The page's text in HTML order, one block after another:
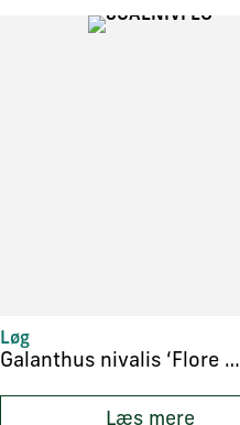
Løg
Galanthus nivalis ‘Flore Pleno’
Læs mere